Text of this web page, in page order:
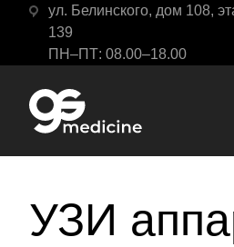
ул. Белинского, дом 108,
139
ПН–ПТ: 08.00–18.00
УЗИ